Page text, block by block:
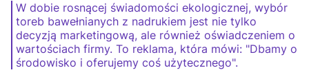
W dobie rosnącej świadomości ekologicznej, wybór
toreb bawełnianych z nadrukiem jest nie tylko
decyzją marketingową, ale również oświadczeniem o
wartościach firmy. To reklama, która mówi: "Dbamy o
środowisko i oferujemy coś użytecznego".